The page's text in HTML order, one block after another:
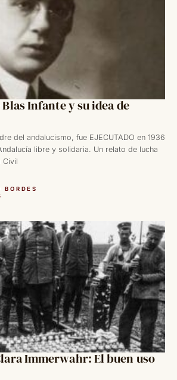
Infante y su idea de
del andalucismo, fue EJECUTADO en 1936
libre y solidaria. Un relato de lucha
Civil
BORDES
Immerwahr: El buen uso